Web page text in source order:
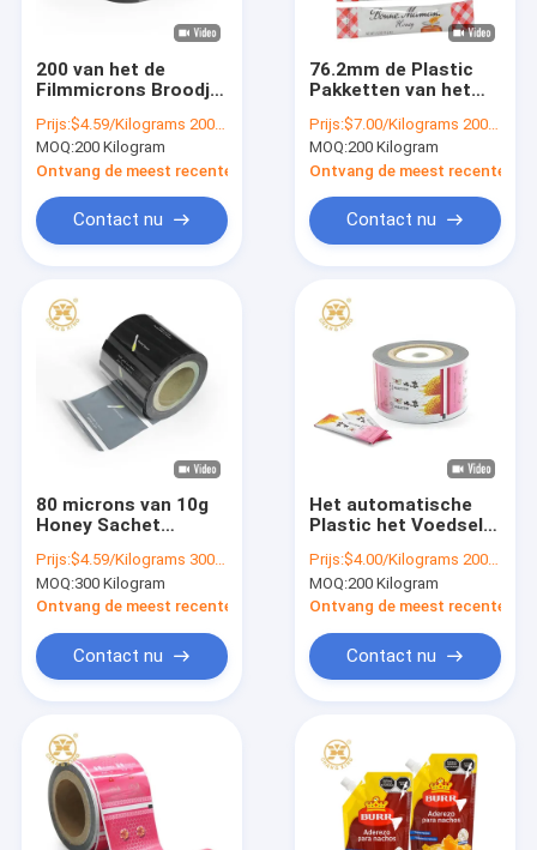
Producten
over ons
200 van het de
Filmmicrons Broodje
Koffiehoney sachet
packaging food
packaging
Prijs:$4.59/Kilograms 200-499 Kilograms
MOQ:200 Kilogram
Ontvang de meest recente Prijs
Contact nu
76.2mm de Plastic
Pakketten van het
Verpakkingspremie
Honey Packaging
Metallized Film
Prijs:$7.00/Kilograms 200-999 Kilograms
MOQ:200 Kilogram
Ontvang de meest recente
Contact nu
80 microns van 10g
Honey Sachet
Foil het Broodjes
dieStickpack
verpakken
Prijs:$4.59/Kilograms 300-499 Kilograms
MOQ:300 Kilogram
Ontvang de meest recente Prijs
Contact nu
Het automatische
Plastic het Voedsel
van de
Verpakkingsfilm voor
Honey Sauce Sachet
Prijs:$4.00/Kilograms 200-999 Kilograms
MOQ:200 Kilogram
Ontvang de meest recente
Contact nu